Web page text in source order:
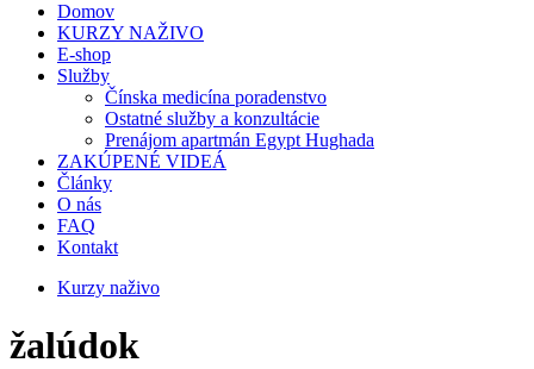
Domov
KURZY NAŽIVO
E-shop
Služby
Čínska medicína poradenstvo
Ostatné služby a konzultácie
Prenájom apartmán Egypt Hughada
ZAKÚPENÉ VIDEÁ
Články
O nás
FAQ
Kontakt
Kurzy naživo
žalúdok